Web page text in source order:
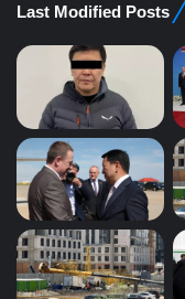
Last Modified Posts